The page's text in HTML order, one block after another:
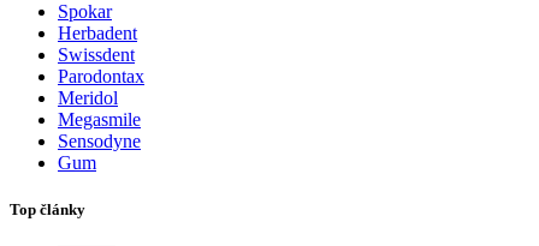
Spokar
Herbadent
Swissdent
Parodontax
Meridol
Megasmile
Sensodyne
Gum
Top články